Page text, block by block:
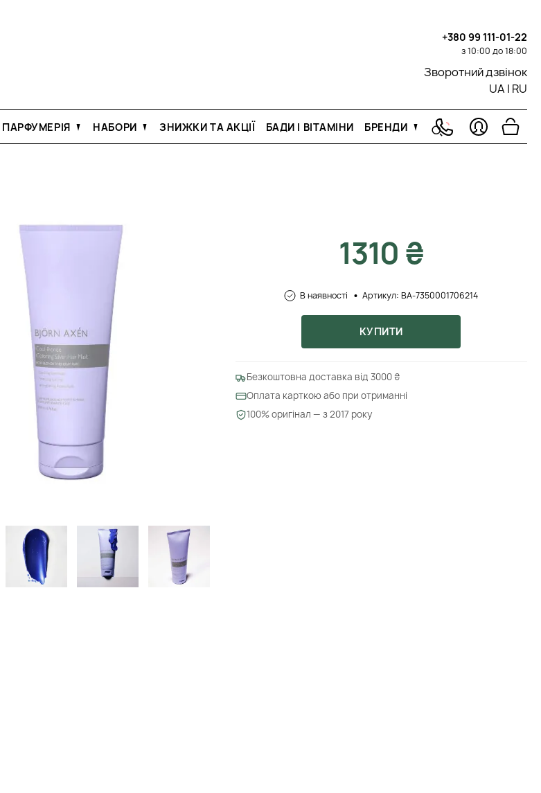
+380 99 111-01-22
з 10:00 до 18:00
Зворотний дзвінок
UA | RU
ПАРФУМЕРІЯ НАБОРИ ЗНИЖКИ ТА АКЦІЇ БАДИ І ВІТАМІНИ БРЕНДИ
1310 ₴
В наявності Артикул: BA-7350001706214
КУПИТИ
Безкоштовна доставка від 3000 ₴
Оплата карткою або при отриманні
100% оригінал — з 2017 року